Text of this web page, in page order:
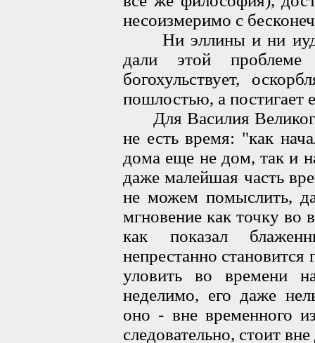
несоизмеримо с
Ни эллины и ни
дали этой
богохульствует,
пошлостью, а постигает
Для Василия
не есть время: "как
дома еще не дом, так и
даже малейшая часть
не можем помыслить,
мгновение как точку во
как показал
непрестанно
уловить во времени
неделимо, его даже
оно - вне временного
следовательно, стоит